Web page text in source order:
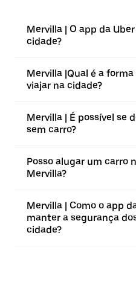
Mervilla | O app da
cidade?
Mervilla |⁠Qual é a
viajar na cidade?
Mervilla | É possível se
sem carro?
Posso alugar um carro
Mervilla?
Mervilla | Como o app
manter a segurança
cidade?